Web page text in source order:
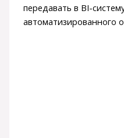
передавать в BI-
автоматизированного